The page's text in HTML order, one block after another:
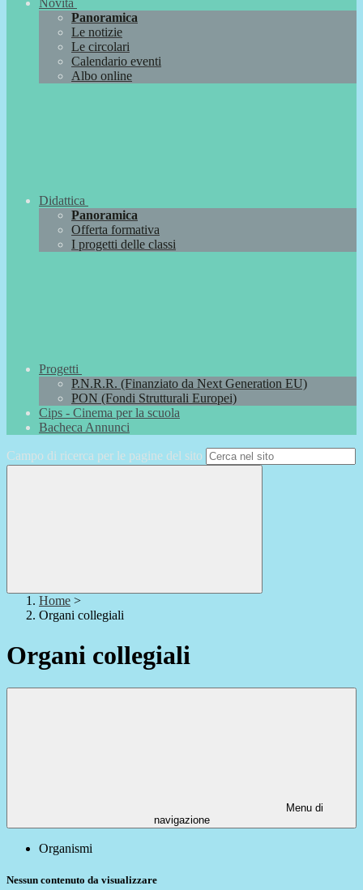
Novità
Panoramica
Le notizie
Le circolari
Calendario eventi
Albo online
Didattica
Panoramica
Offerta formativa
I progetti delle classi
Progetti
P.N.R.R. (Finanziato da Next Generation EU)
PON (Fondi Strutturali Europei)
Cips - Cinema per la scuola
Bacheca Annunci
Campo di ricerca per le pagine del sito
Home >
Organi collegiali
Organi collegiali
Menu di
navigazione
Organismi
Nessun contenuto da visualizzare